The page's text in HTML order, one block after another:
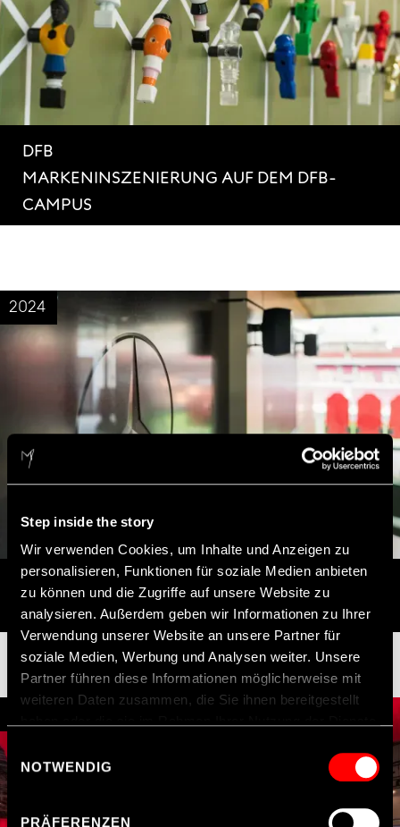
Step inside the story
Wir verwenden Cookies, um Inhalte und Anzeigen zu
personalisieren, Funktionen für soziale Medien anbieten
zu können und die Zugriffe auf unsere Website zu
analysieren. Außerdem geben wir Informationen zu Ihrer
Verwendung unserer Website an unsere Partner für
soziale Medien, Werbung und Analysen weiter. Unsere
Partner führen diese Informationen möglicherweise mit
weiteren Daten zusammen, die Sie ihnen bereitgestellt
: Indem Sie
Cookies auf unseren Webseiten zulassen, willigen Sie
NOTWENDIG
PRÄFERENZEN
DFB
MARKENINSZENIERUNG AUF DEM DFB-
CAMPUS
2024
MERCEDES-BENZ
CLUB SUITES IM VFB-STADION